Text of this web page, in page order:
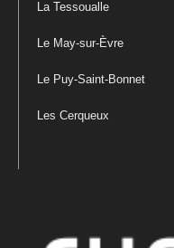
La Tessoualle
Le May-sur-Èvre
Le Puy-Saint-Bonnet
Les Cerqueux